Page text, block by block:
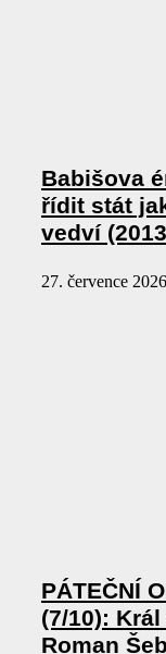
Babišova
řídit stát
vedví
27. července 2026
PÁTEČNÍ
(7/10):
Roman